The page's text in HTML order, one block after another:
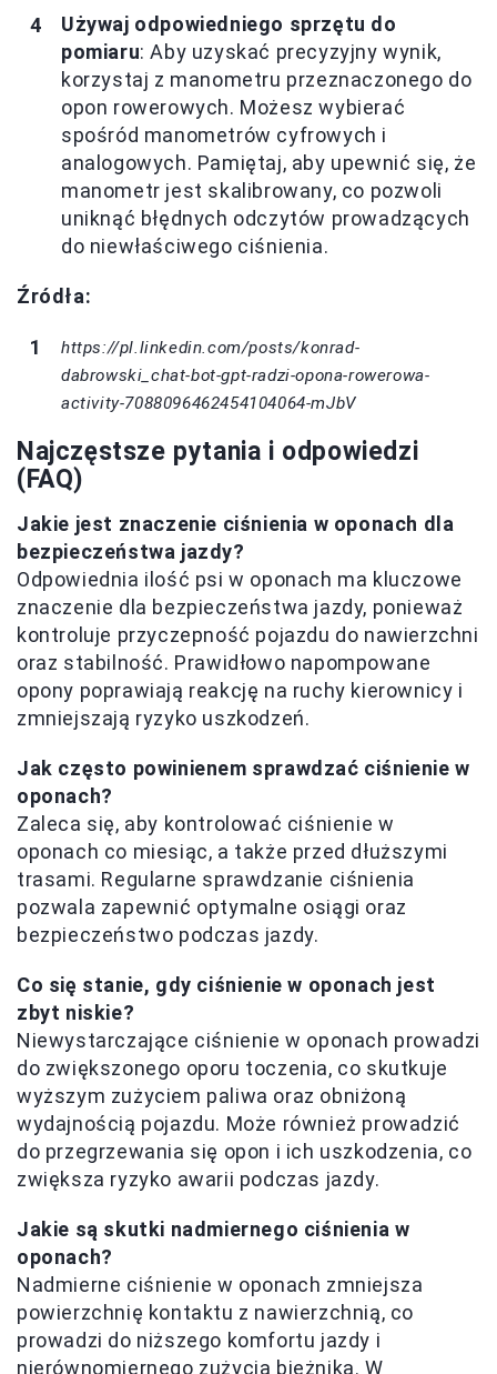
Używaj odpowiedniego sprzętu do
pomiaru: Aby uzyskać precyzyjny wynik,
korzystaj z manometru przeznaczonego do
opon rowerowych. Możesz wybierać
spośród manometrów cyfrowych i
analogowych. Pamiętaj, aby upewnić się, że
manometr jest skalibrowany, co pozwoli
uniknąć błędnych odczytów prowadzących
do niewłaściwego ciśnienia.
Źródła:
https://pl.linkedin.com/posts/konrad-
dabrowski_chat-bot-gpt-radzi-opona-rowerowa-
activity-7088096462454104064-mJbV
Najczęstsze pytania i odpowiedzi
(FAQ)
Jakie jest znaczenie ciśnienia w oponach dla
bezpieczeństwa jazdy?
Odpowiednia ilość psi w oponach ma kluczowe
znaczenie dla bezpieczeństwa jazdy, ponieważ
kontroluje przyczepność pojazdu do nawierzchni
oraz stabilność. Prawidłowo napompowane
opony poprawiają reakcję na ruchy kierownicy i
zmniejszają ryzyko uszkodzeń.
Jak często powinienem sprawdzać ciśnienie w
oponach?
Zaleca się, aby kontrolować ciśnienie w
oponach co miesiąc, a także przed dłuższymi
trasami. Regularne sprawdzanie ciśnienia
pozwala zapewnić optymalne osiągi oraz
bezpieczeństwo podczas jazdy.
Co się stanie, gdy ciśnienie w oponach jest
zbyt niskie?
Niewystarczające ciśnienie w oponach prowadzi
do zwiększonego oporu toczenia, co skutkuje
wyższym zużyciem paliwa oraz obniżoną
wydajnością pojazdu. Może również prowadzić
do przegrzewania się opon i ich uszkodzenia, co
zwiększa ryzyko awarii podczas jazdy.
Jakie są skutki nadmiernego ciśnienia w
oponach?
Nadmierne ciśnienie w oponach zmniejsza
powierzchnię kontaktu z nawierzchnią, co
prowadzi do niższego komfortu jazdy i
nierównomiernego zużycia bieżnika. W